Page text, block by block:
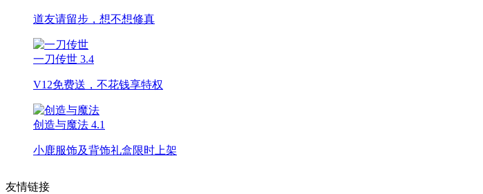
道友请留步，想不想修真
一刀传世 3.4
V12免费送，不花钱享特权
创造与魔法 4.1
小鹿服饰及背饰礼盒限时上架
友情链接